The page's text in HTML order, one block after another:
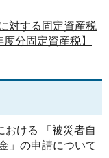
対する固定資産税
分固定資産税】
おける 「被災者自
」の申請について